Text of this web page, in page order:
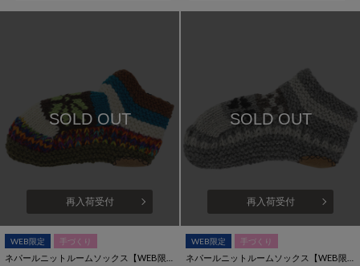
SOLD OUT
再入荷受付
WEB限定 手づくり
SOLD OUT
再入荷受付
WEB限定 手づくり